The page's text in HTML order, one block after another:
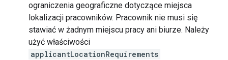
ograniczenia geograficzne dotyczące miejsca
lokalizacji pracowników. Pracownik nie musi się
stawiać w żadnym miejscu pracy ani biurze. Należy
użyć właściwości
applicantLocationRequirements